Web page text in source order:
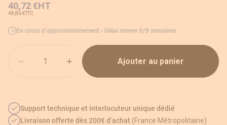
40,72 €HT
48,86 €TTC
En cours d’approvisionnement - Délai moyen 6/8 semaines
Ajouter au panier
Support technique et interlocuteur unique dédié
Livraison offerte dès 200€ d’achat (France Métropolitaine)